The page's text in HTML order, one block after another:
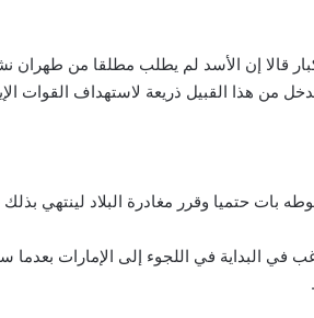
قالا إن الأسد لم يطلب مطلقا من
من هذا القبيل ذريعة لاستهداف القوات
حتميا وقرر مغادرة البلاد لينتهي بذلك حكم
يرغب في البداية في اللجوء إلى الإمارات